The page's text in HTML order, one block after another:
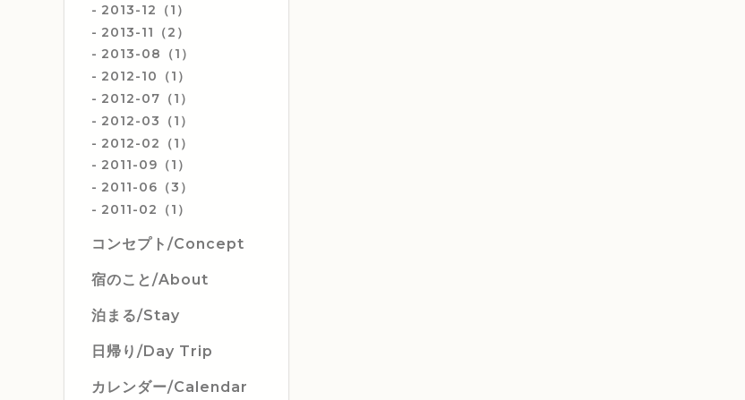
2013-12（1）
2013-11（2）
2013-08（1）
2012-10（1）
2012-07（1）
2012-03（1）
2012-02（1）
2011-09（1）
2011-06（3）
2011-02（1）
コンセプト/Concept
宿のこと/About
泊まる/Stay
日帰り/Day Trip
カレンダー/Calendar